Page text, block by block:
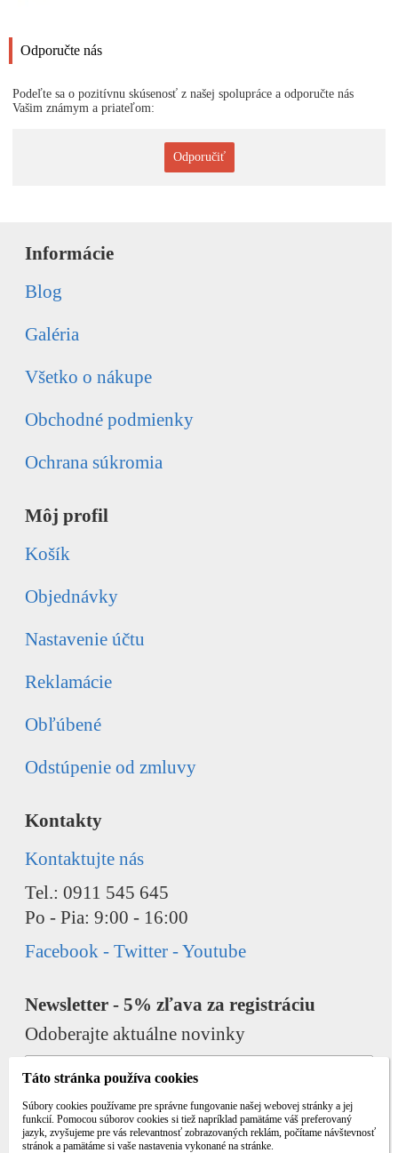
Odporučte nás
Podeľte sa o pozitívnu skúsenosť z našej spolupráce a odporučte nás
Vašim známym a priateľom:
Odporučiť
Informácie
Blog
Galéria
Všetko o nákupe
Obchodné podmienky
Ochrana súkromia
Môj profil
Košík
Objednávky
Nastavenie účtu
Reklamácie
Obľúbené
Odstúpenie od zmluvy
Kontakty
Kontaktujte nás
Tel.: 0911 545 645
Po - Pia: 9:00 - 16:00
Facebook - Twitter - Youtube
Newsletter - 5% zľava za registráciu
Odoberajte aktuálne novinky
Odobrať Pridať
Táto stránka používa cookies
Súbory cookies používame pre správne fungovanie našej webovej stránky a jej
funkcií. Pomocou súborov cookies si tiež napríklad pamätáme váš preferovaný
jazyk, zvyšujeme pre vás relevantnosť zobrazovaných reklám, počítame návštevnosť
stránok a pamätáme si vaše nastavenia vykonané na stránke.